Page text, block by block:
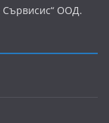
Сървисис“ ООД.